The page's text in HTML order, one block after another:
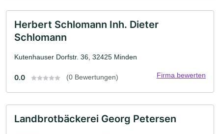
Herbert Schlomann Inh. Dieter
Schlomann
Kutenhauser Dorfstr. 36, 32425 Minden
0.0 (0 Bewertungen) Firma bewerten
Landbrotbäckerei Georg Petersen